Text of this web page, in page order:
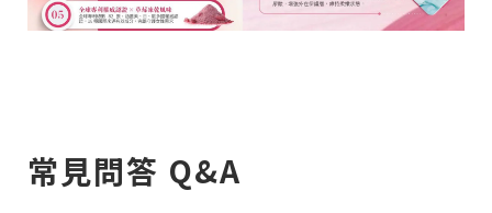
常見問答 Q&A